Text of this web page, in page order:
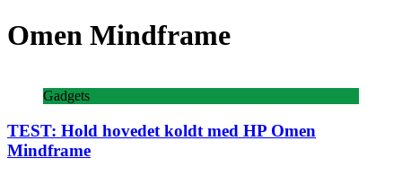
Omen Mindframe
Gadgets
TEST: Hold hovedet koldt med HP Omen
Mindframe